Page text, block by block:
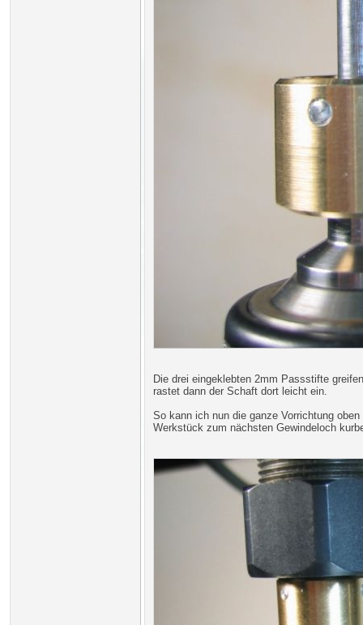
Die drei eingeklebten 2mm Passstifte
rastet dann der Schaft dort leicht ein.
So kann ich nun die ganze Vorrichtung
Werkstück zum nächsten Gewindeloch